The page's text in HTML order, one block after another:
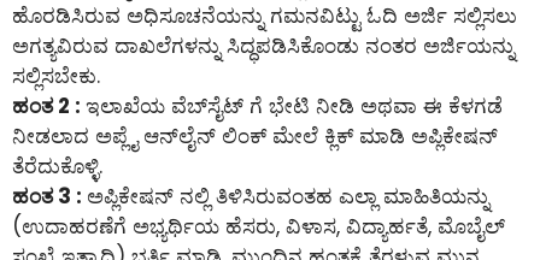
ಹೊರಡಿಸಿರುವ ಅಧಿಸೂಚನೆಯನ್ನು ಗಮನವಿಟ್ಟು ಓದಿ ಅರ್ಜಿ ಸಲ್ಲಿಸಲು
ಅಗತ್ಯವಿರುವ ದಾಖಲೆಗಳನ್ನು ಸಿದ್ಧಪಡಿಸಿಕೊಂಡು ನಂತರ ಅರ್ಜಿಯನ್ನು
ಸಲ್ಲಿಸಬೇಕು.
ಹಂತ 2 : ಇಲಾಖೆಯ ವೆಬ್‌ಸೈಟ್ ಗೆ ಭೇಟಿ ನೀಡಿ ಅಥವಾ ಈ ಕೆಳಗಡೆ
ನೀಡಲಾದ ಅಪ್ಲೈ ಆನ್‌ಲೈನ್‌ ಲಿಂಕ್ ಮೇಲೆ ಕ್ಲಿಕ್ ಮಾಡಿ ಅಪ್ಲಿಕೇಷನ್
ತೆರೆದುಕೊಳ್ಳಿ.
ಹಂತ 3 : ಅಪ್ಲಿಕೇಷನ್ ನಲ್ಲಿ ತಿಳಿಸಿರುವಂತಹ ಎಲ್ಲಾ ಮಾಹಿತಿಯನ್ನು
(ಉದಾಹರಣೆಗೆ ಅಭ್ಯರ್ಥಿಯ ಹೆಸರು, ವಿಳಾಸ, ವಿದ್ಯಾರ್ಹತೆ, ಮೊಬೈಲ್